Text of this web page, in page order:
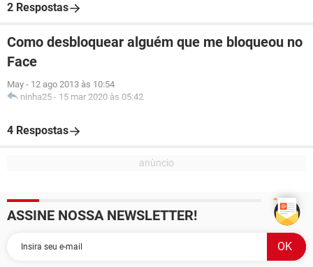
2 Respostas
Como desbloquear alguém que me bloqueou no
Face
May - 12 ago 2013 às 10:54
ninha25 - 15 mar 2020 às 05:42
4 Respostas
ASSINE NOSSA NEWSLETTER!